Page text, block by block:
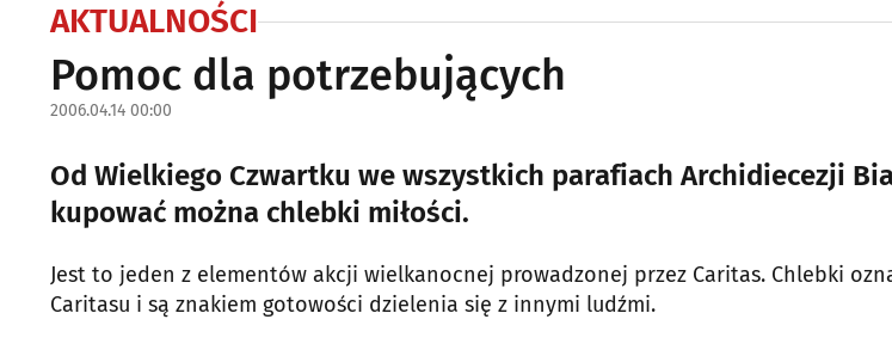
AKTUALNOŚCI
Pomoc dla potrzebujących
2006.04.14 00:00
Od Wielkiego Czwartku we wszystkich parafiach Archidiecezji
kupować można chlebki miłości.
Jest to jeden z elementów akcji wielkanocnej prowadzonej przez Caritas. Chlebki
Caritasu i są znakiem gotowości dzielenia się z innymi ludźmi.